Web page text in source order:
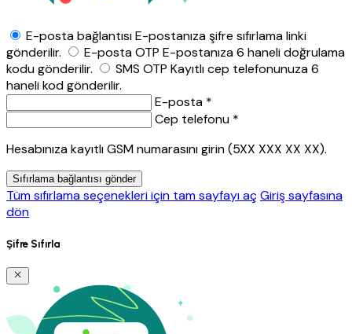
E-posta bağlantısıE-postanıza şifre sıfırlama linki
gönderilir.
E-posta OTP E-postanıza 6 haneli doğrulama
kodu gönderilir.
SMS OTP Kayıtlı cep telefonunuza 6
haneli kod gönderilir.
E-posta *
Cep telefonu *
Hesabınıza kayıtlı GSM numarasını girin (5XX XXX XX XX).
Sıfırlama bağlantısı gönder
Tüm sıfırlama seçenekleri için tam sayfayı açGiriş sayfasına
dön
Şifre Sıfırla